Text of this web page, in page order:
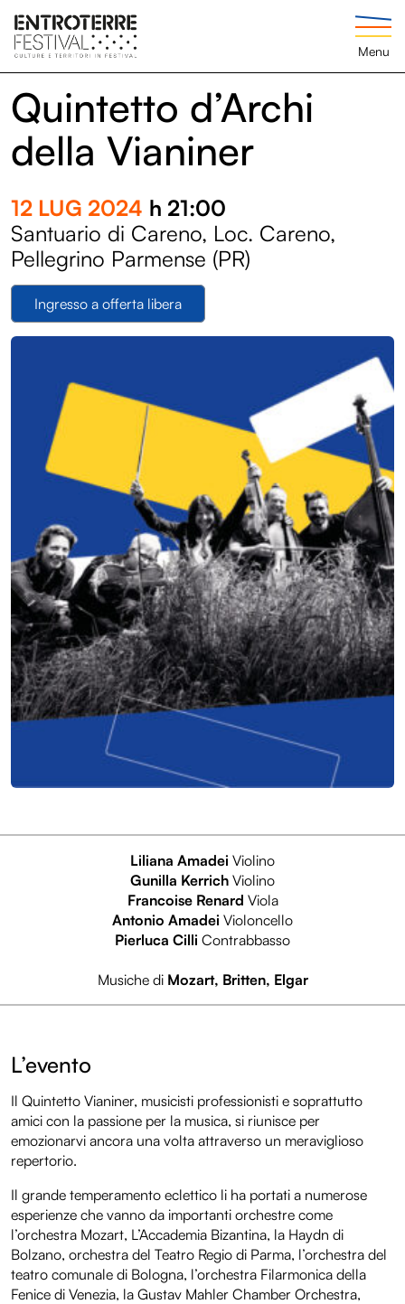
Menu
Quintetto d’Archi
della Vianiner
12 LUG 2024 h 21:00
Santuario di Careno, Loc. Careno,
Pellegrino Parmense (PR)
Ingresso a offerta libera
Liliana Amadei Violino
Gunilla Kerrich Violino
Francoise Renard Viola
Antonio Amadei Violoncello
Pierluca Cilli Contrabbasso
Musiche di Mozart, Britten, Elgar
L’evento
Il Quintetto Vianiner, musicisti professionisti e soprattutto
amici con la passione per la musica, si riunisce per
emozionarvi ancora una volta attraverso un meraviglioso
repertorio.
Il grande temperamento eclettico li ha portati a numerose
esperienze che vanno da importanti orchestre come
l’orchestra Mozart, L’Accademia Bizantina, la Haydn di
Bolzano, orchestra del Teatro Regio di Parma, l’orchestra del
teatro comunale di Bologna, l’orchestra Filarmonica della
Fenice di Venezia, la Gustav Mahler Chamber Orchestra,